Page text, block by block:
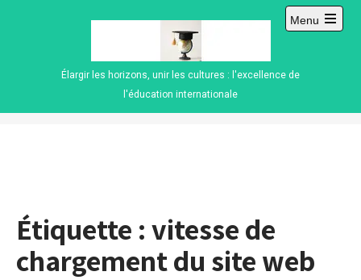
Élargir les horizons, unir les cultures : l'excellence de
l'éducation internationale
Menu
Open
Étiquette :vitesse de
chargement du site web